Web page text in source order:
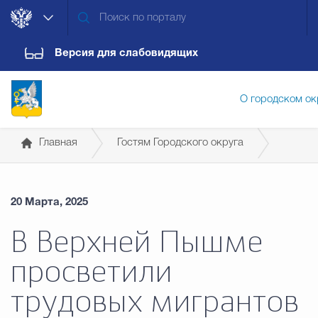
Версия для слабовидящих
О городском
Новости
Главная Гостям Городского округа
20 Марта, 2025
В Верхней Пышме
просветили
трудовых мигрантов